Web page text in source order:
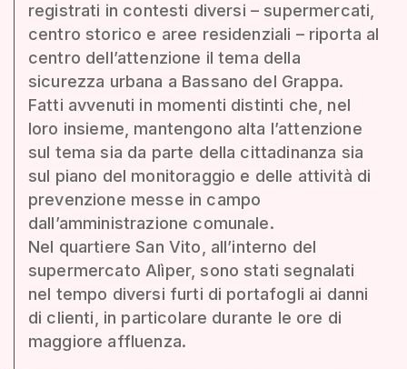
registrati in contesti diversi – supermercati,
centro storico e aree residenziali – riporta al
centro dell’attenzione il tema della
sicurezza urbana a Bassano del Grappa.
Fatti avvenuti in momenti distinti che, nel
loro insieme, mantengono alta l’attenzione
sul tema sia da parte della cittadinanza sia
sul piano del monitoraggio e delle attività di
prevenzione messe in campo
dall’amministrazione comunale.
Nel quartiere San Vito, all’interno del
supermercato Alìper, sono stati segnalati
nel tempo diversi furti di portafogli ai danni
di clienti, in particolare durante le ore di
maggiore affluenza.